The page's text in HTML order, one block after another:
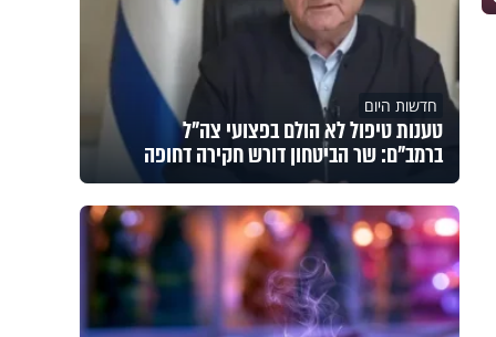
חדשות היום
טענות טיפול לא הולם בפצועי צה"ל
ברמב"ם: שר הביטחון דורש חקירה דחופה